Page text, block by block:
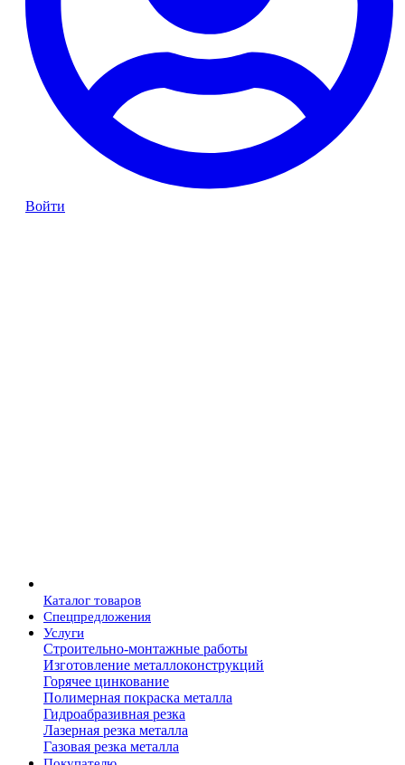
Войти
Каталог товаров
Спецпредложения
Услуги
Строительно-монтажные работы
Изготовление металлоконструкций
Горячее цинкование
Полимерная покраска металла
Гидроабразивная резка
Лазерная резка металла
Газовая резка металла